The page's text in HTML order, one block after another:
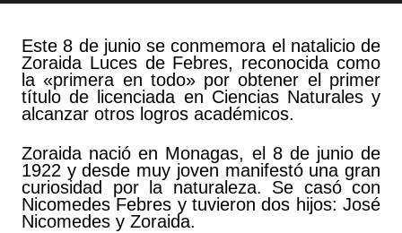
Este 8 de junio se conmemora el natalicio de
Zoraida Luces de Febres, reconocida como
la «primera en todo» por obtener el primer
título de licenciada en Ciencias Naturales y
alcanzar otros logros académicos.
Zoraida nació en Monagas, el 8 de junio de
1922 y desde muy joven manifestó una gran
curiosidad por la naturaleza. Se casó con
Nicomedes Febres y tuvieron dos hijos: José
Nicomedes y Zoraida.